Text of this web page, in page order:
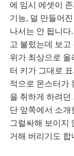
에 임시 에셋이
기능, 덜 만들어
나서는 안 됩니다
고 불렀는데 보
위가 최상으로
터 키가 그대로
적으로 몬스터가
을 취하게 하려
단 앞쪽에서 소
그럴싸해 보이지
거해 버리기도 합